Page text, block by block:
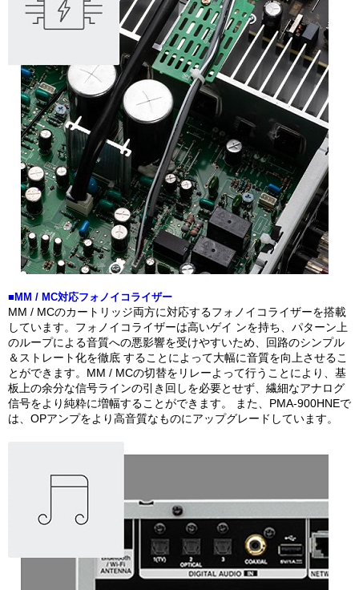
■MM / MC対応フォノイコライザー
MM / MCのカートリッジ両方に対応するフォノイコライザーを搭載
しています。フォノイコライザーは高いゲイ ンを持ち、パターン上
のループによる音質への悪影響を受けやすいため、回路のシンプル
＆ストレート化を徹底 することによって大幅に音質を向上させるこ
とができます。MM / MCの切替をリレーよって行うことにより、基
板上の余分な信号ラインの引き回しを必要とせず、繊細なアナログ
信号をより純粋に増幅することができます。 また、PMA-900HNEで
は、OPアンプをより高音質なものにアップグレードしています。